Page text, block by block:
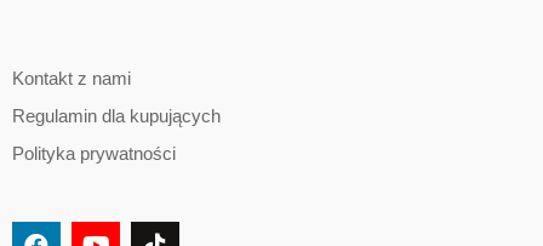
Kontakt z nami
Regulamin dla kupujących
Polityka prywatności